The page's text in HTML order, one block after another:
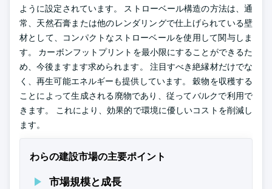
ように設定されています。 ストローベール構造の方法は、通
常、天然石膏または他のレンダリングで仕上げられている壁
材として、コンパクトなストローベールを使用して関与しま
す。 カーボンフットプリントを最小限にすることができるた
め、今後ますます求められます。 注目すべき絶縁材だけでな
く、再生可能エネルギーも提供しています。 穀物を収穫する
ことによって生成される廃物であり、従ってバルクで利用で
きます。 これにより、効果的で環境に優しいコストを削減し
ます。
わらの建設市場の主要ポイント
市場規模と成長